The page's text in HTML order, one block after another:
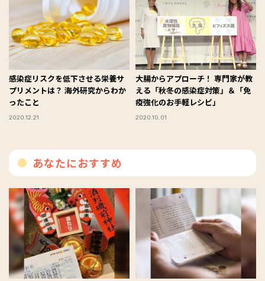
感染症リスクを低下させる栄養サ
プリメントは？ 海外研究からわか
ったこと
2020.12.21
大腸からアプローチ！ 専門家が教
える「秋冬の感染症対策」＆「免
疫強化のお手軽レシピ」
2020.10.01
あなたにおすすめ